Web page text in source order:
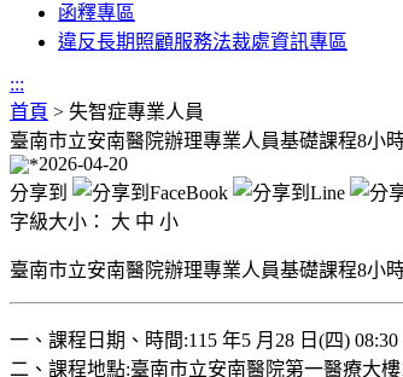
函釋專區
違反長期照顧服務法裁處資訊專區
:::
首頁 > 失智症專業人員
臺南市立安南醫院辦理專業人員基礎課程8小
2026-04-20
分享到
字級大小： 大 中 小
臺南市立安南醫院辦理專業人員基礎課程8小
一、課程日期、時間:115 年5 月28 日(四) 08:30
二、課程地點:臺南市立安南醫院第一醫療大